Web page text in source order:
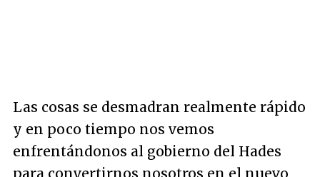
Las cosas se desmadran realmente rápido
y en poco tiempo nos vemos
enfrentándonos al gobierno del Hades
para convertirnos nosotros en el nuevo